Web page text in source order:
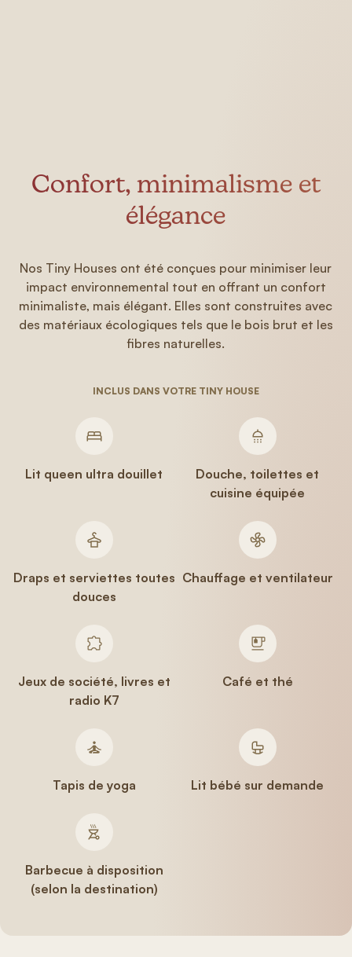
Confort, minimalisme et
élégance
Nos Tiny Houses ont été conçues pour minimiser leur
impact environnemental tout en offrant un confort
minimaliste, mais élégant. Elles sont construites avec
des matériaux écologiques tels que le bois brut et les
fibres naturelles.
INCLUS DANS VOTRE TINY HOUSE
Lit queen ultra douillet
Douche, toilettes et
cuisine équipée
Draps et serviettes toutes
douces
Chauffage et ventilateur
Jeux de société, livres et
radio K7
Café et thé
Tapis de yoga Lit bébé sur demande
Barbecue à disposition
(selon la destination)